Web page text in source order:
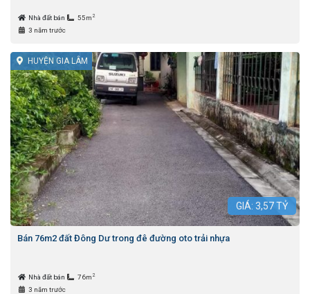
Nhà đất bán 55m 2
3 năm trước
HUYỆN GIA LÂM
GIÁ: 3,57TỶ
Bán 76m2 đất Đông Dư trong đê đường oto trải nhựa
Nhà đất bán 76m 2
3 năm trước